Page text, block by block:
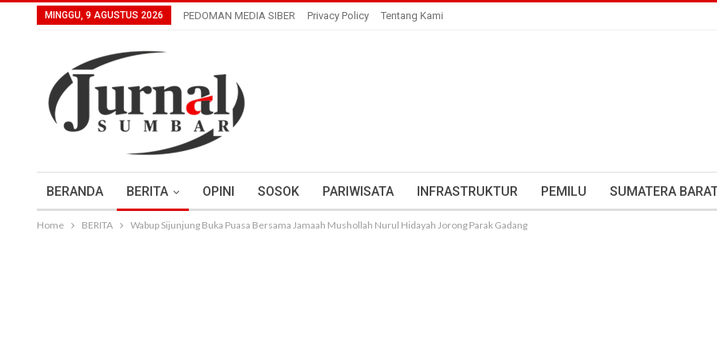
MINGGU, 9 AGUSTUS 2026 PEDOMAN MEDIA SIBER Privacy Policy Tentang Kami
BERANDA BERITA OPINI SOSOK PARIWISATA INFRASTRUKTUR PEMILU SUMATERA
Home BERITA Wabup Sijunjung Buka Puasa Bersama Jamaah Mushollah Nurul Hidayah Jorong Parak Gadang